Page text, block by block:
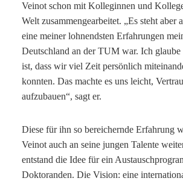
Veinot schon mit Kolleginnen und
Welt zusammengearbeitet. „Es steht aber
eine meiner lohnendsten Erfahrungen
Deutschland an der TUM war. Ich
ist, dass wir viel Zeit persönlich
konnten. Das machte es uns leicht,
aufzubauen“, sagt er.
Diese für ihn so bereichernde Erfahrung
Veinot auch an seine jungen Talente
entstand die Idee für ein
Doktoranden. Die Vision: eine